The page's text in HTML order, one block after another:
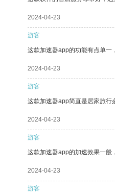
2024-04-23
游客
这款加速器app的功能有点单一
2024-04-23
游客
这款加速器app简直是居家旅行
2024-04-23
游客
这款加速器app的加速效果一般
2024-04-23
游客